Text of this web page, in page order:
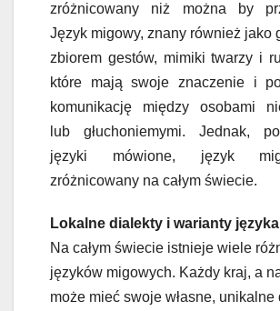
zróżnicowany niż można by
Język migowy, znany również jako
zbiorem gestów, mimiki twarzy i
które mają swoje znaczenie i
komunikację między osobami
lub głuchoniemymi. Jednak,
języki mówione, język
zróżnicowany na całym świecie.
Lokalne dialekty i warianty
Na całym świecie istnieje wiele
języków migowych. Każdy kraj, a
może mieć swoje własne, unikalne